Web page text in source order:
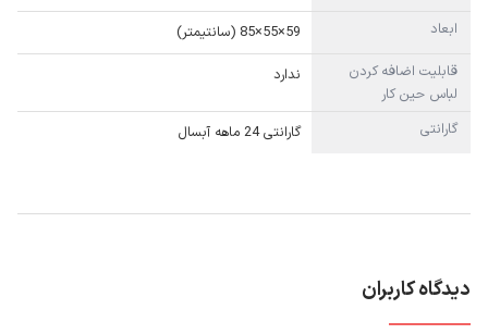
ابعاد
59×55×85 (سانتیمتر)
قابلیت اضافه کردن
لباس حین کار
ندارد
گارانتی گارانتی 24 ماهه آبسال
دیدگاه کاربران